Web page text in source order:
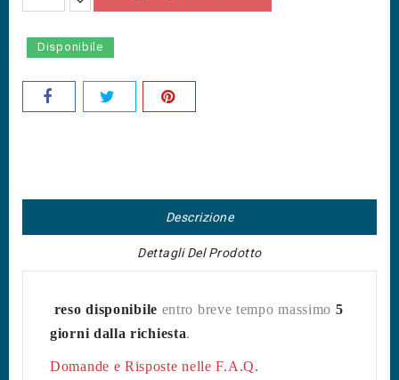
Disponibile
Descrizione
Dettagli Del Prodotto
reso disponibile entro breve tempo massimo 5
giorni dalla richiesta.
Domande e Risposte nelle F.A.Q.